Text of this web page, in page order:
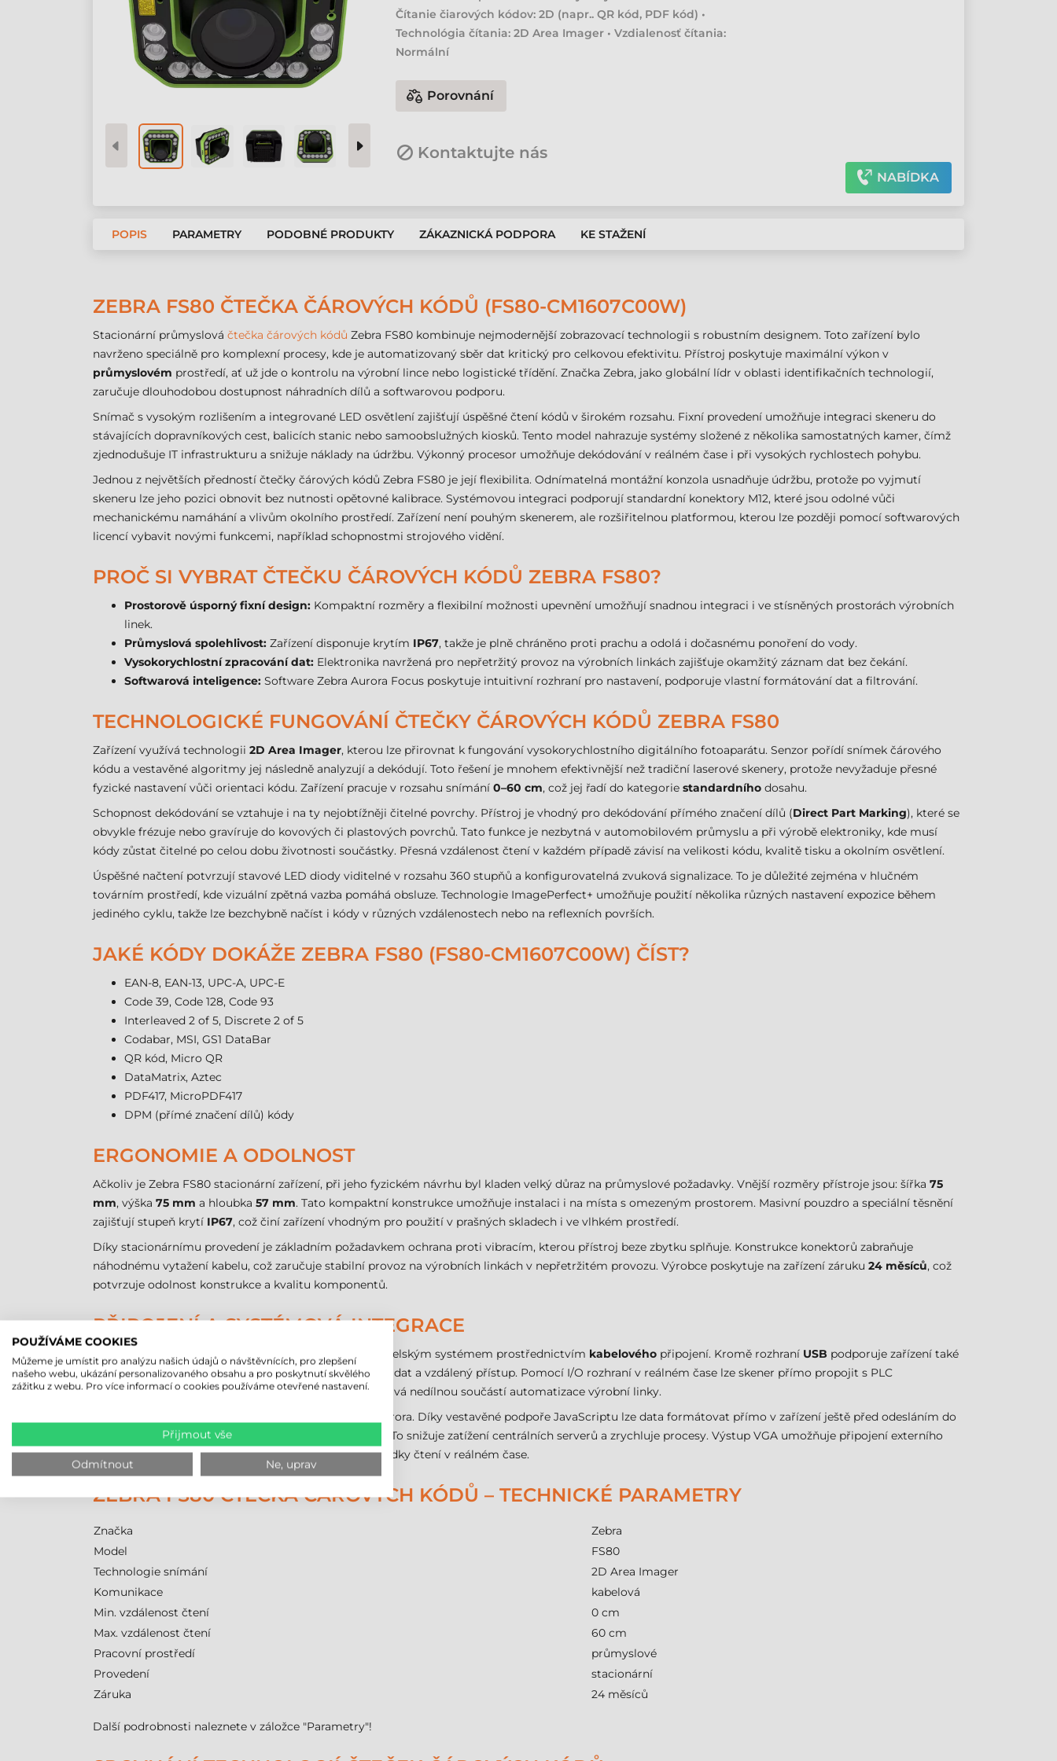
Čítanie čiarových kódov: 2D (napr.. QR kód, PDF kód) •
Technológia čítania: 2D Area Imager • Vzdialenosť čítania:
Normální
Porovnání
Kontaktujte nás
NABÍDKA
POPIS PARAMETRY PODOBNÉ PRODUKTY ZÁKAZNICKÁ PODPORA KE STAŽENÍ
ZEBRA FS80 ČTEČKA ČÁROVÝCH KÓDŮ (FS80-CM1607C00W)
Stacionární průmyslová čtečka čárových kódů Zebra FS80 kombinuje nejmodernější zobrazovací technologii s robustním designem. Toto zařízení bylo
navrženo speciálně pro komplexní procesy, kde je automatizovaný sběr dat kritický pro celkovou efektivitu. Přístroj poskytuje maximální výkon v
průmyslovém prostředí, ať už jde o kontrolu na výrobní lince nebo logistické třídění. Značka Zebra, jako globální lídr v oblasti identifikačních technologií,
zaručuje dlouhodobou dostupnost náhradních dílů a softwarovou podporu.
Snímač s vysokým rozlišením a integrované LED osvětlení zajišťují úspěšné čtení kódů v širokém rozsahu. Fixní provedení umožňuje integraci skeneru do
stávajících dopravníkových cest, balicích stanic nebo samoobslužných kiosků. Tento model nahrazuje systémy složené z několika samostatných kamer, čímž
zjednodušuje IT infrastrukturu a snižuje náklady na údržbu. Výkonný procesor umožňuje dekódování v reálném čase i při vysokých rychlostech pohybu.
Jednou z největších předností čtečky čárových kódů Zebra FS80 je její flexibilita. Odnímatelná montážní konzola usnadňuje údržbu, protože po vyjmutí
skeneru lze jeho pozici obnovit bez nutnosti opětovné kalibrace. Systémovou integraci podporují standardní konektory M12, které jsou odolné vůči
mechanickému namáhání a vlivům okolního prostředí. Zařízení není pouhým skenerem, ale rozšiřitelnou platformou, kterou lze později pomocí softwarových
licencí vybavit novými funkcemi, například schopnostmi strojového vidění.
PROČ SI VYBRAT ČTEČKU ČÁROVÝCH KÓDŮ ZEBRA FS80?
Prostorově úsporný fixní design: Kompaktní rozměry a flexibilní možnosti upevnění umožňují snadnou integraci i ve stísněných prostorách výrobních
linek.
Průmyslová spolehlivost: Zařízení disponuje krytím IP67, takže je plně chráněno proti prachu a odolá i dočasnému ponoření do vody.
Vysokorychlostní zpracování dat: Elektronika navržená pro nepřetržitý provoz na výrobních linkách zajišťuje okamžitý záznam dat bez čekání.
Softwarová inteligence: Software Zebra Aurora Focus poskytuje intuitivní rozhraní pro nastavení, podporuje vlastní formátování dat a filtrování.
TECHNOLOGICKÉ FUNGOVÁNÍ ČTEČKY ČÁROVÝCH KÓDŮ ZEBRA FS80
Zařízení využívá technologii 2D Area Imager, kterou lze přirovnat k fungování vysokorychlostního digitálního fotoaparátu. Senzor pořídí snímek čárového
kódu a vestavěné algoritmy jej následně analyzují a dekódují. Toto řešení je mnohem efektivnější než tradiční laserové skenery, protože nevyžaduje přesné
fyzické nastavení vůči orientaci kódu. Zařízení pracuje v rozsahu snímání 0–60 cm, což jej řadí do kategorie standardního dosahu.
Schopnost dekódování se vztahuje i na ty nejobtížněji čitelné povrchy. Přístroj je vhodný pro dekódování přímého značení dílů (Direct Part Marking), které se
obvykle frézuje nebo gravíruje do kovových či plastových povrchů. Tato funkce je nezbytná v automobilovém průmyslu a při výrobě elektroniky, kde musí
kódy zůstat čitelné po celou dobu životnosti součástky. Přesná vzdálenost čtení v každém případě závisí na velikosti kódu, kvalitě tisku a okolním osvětlení.
Úspěšné načtení potvrzují stavové LED diody viditelné v rozsahu 360 stupňů a konfigurovatelná zvuková signalizace. To je důležité zejména v hlučném
továrním prostředí, kde vizuální zpětná vazba pomáhá obsluze. Technologie ImagePerfect+ umožňuje použití několika různých nastavení expozice během
jediného cyklu, takže lze bezchybně načíst i kódy v různých vzdálenostech nebo na reflexních površích.
JAKÉ KÓDY DOKÁŽE ZEBRA FS80 (FS80-CM1607C00W) ČÍST?
EAN-8, EAN-13, UPC-A, UPC-E
Code 39, Code 128, Code 93
Interleaved 2 of 5, Discrete 2 of 5
Codabar, MSI, GS1 DataBar
QR kód, Micro QR
DataMatrix, Aztec
PDF417, MicroPDF417
DPM (přímé značení dílů) kódy
ERGONOMIE A ODOLNOST
Ačkoliv je Zebra FS80 stacionární zařízení, při jeho fyzickém návrhu byl kladen velký důraz na průmyslové požadavky. Vnější rozměry přístroje jsou: šířka 75
mm, výška 75 mm a hloubka 57 mm. Tato kompaktní konstrukce umožňuje instalaci i na místa s omezeným prostorem. Masivní pouzdro a speciální těsnění
zajišťují stupeň krytí IP67, což činí zařízení vhodným pro použití v prašných skladech i ve vlhkém prostředí.
Díky stacionárnímu provedení je základním požadavkem ochrana proti vibracím, kterou přístroj beze zbytku splňuje. Konstrukce konektorů zabraňuje
náhodnému vytažení kabelu, což zaručuje stabilní provoz na výrobních linkách v nepřetržitém provozu. Výrobce poskytuje na zařízení záruku 24 měsíců, což
potvrzuje odolnost konstrukce a kvalitu komponentů.
PŘIPOJENÍ A SYSTÉMOVÁ INTEGRACE
Čtečka čárových kódů Zebra FS80 komunikuje s hostitelským systémem prostřednictvím kabelového připojení. Kromě rozhraní USB podporuje zařízení také
GigE Ethernet, což umožňuje vysokorychlostní přenos dat a vzdálený přístup. Pomocí I/O rozhraní v reálném čase lze skener přímo propojit s PLC
(programovatelnými logickými automaty), čímž se stává nedílnou součástí automatizace výrobní linky.
Softwarovou integraci usnadňuje ekosystém Zebra Aurora. Díky vestavěné podpoře JavaScriptu lze data formátovat přímo v zařízení ještě před odesláním do
podnikového (ERP) nebo skladového (WMS) systému. To snižuje zatížení centrálních serverů a zrychluje procesy. Výstup VGA umožňuje připojení externího
monitoru, díky čemuž mohou operátoři sledovat výsledky čtení v reálném čase.
ZEBRA FS80 ČTEČKA ČÁROVÝCH KÓDŮ – TECHNICKÉ PARAMETRY
Značka
Zebra
Model
FS80
Technologie snímání
2D Area Imager
Komunikace
kabelová
Min. vzdálenost čtení
0 cm
Max. vzdálenost čtení
60 cm
Pracovní prostředí
průmyslové
Provedení
stacionární
Záruka
24 měsíců
Další podrobnosti naleznete v záložce "Parametry"!
POUŽÍVÁME COOKIES
Můžeme je umístit pro analýzu našich údajů o návštěvnících, pro zlepšení
našeho webu, ukázání personalizovaného obsahu a pro poskytnutí skvělého
zážitku z webu. Pro více informací o cookies používáme otevřené nastavení.
Přijmout vše
Odmítnout Ne, uprav